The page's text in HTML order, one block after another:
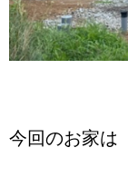
今回のお家は